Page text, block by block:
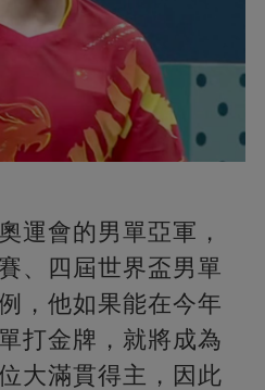
運會的男單亞軍，
、四屆世界盃男單
，他如果能在今年
打金牌，就將成為
大滿貫得主，因此